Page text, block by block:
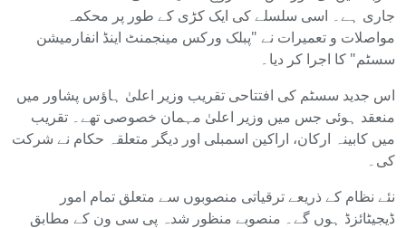
جاری ہے۔ اسی سلسلے کی ایک کڑی کے طور پر محکمہ
مواصلات و تعمیرات نے "پبلک ورکس مینجمنٹ اینڈ انفارمیشن
سسٹم" کا اجرا کر دیا۔
اس جدید سسٹم کی افتتاحی تقریب وزیر اعلیٰ ہاؤس پشاور میں
منعقد ہوئی جس میں وزیر اعلیٰ مہمان خصوصی تھے۔ تقریب
میں کابینہ ارکان، اراکین اسمبلی اور دیگر متعلقہ حکام نے شرکت
کی۔
نئے نظام کے ذریعے ترقیاتی منصوبوں سے متعلق تمام امور
ڈیجیٹائزڈ ہوں گے۔ منصوبے منظور شدہ پی سی ون کے مطابق